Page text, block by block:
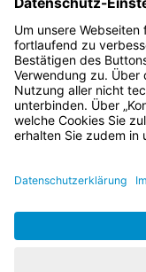
Bayern.de
BayernPortal
Impressum